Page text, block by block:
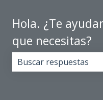
Hola. ¿Te
que necesitas?